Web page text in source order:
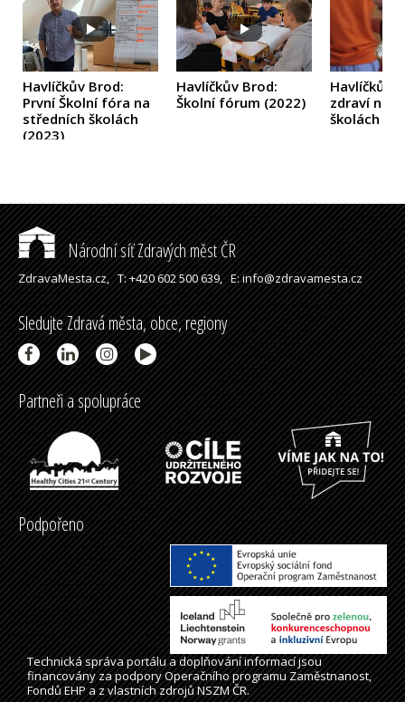
Havlíčkův Brod:
První Školní fóra na
středních školách
(2023)
Havlíčkův Brod:
Školní fórum (2022)
Havlíčkův
zdraví na
školách
Národní síť Zdravých měst ČR
ZdravaMesta.cz,T: +420 602 500 639,E: info@zdravamesta.cz
Sledujte Zdravá města, obce, regiony
Partneři a spolupráce
Podpořeno
Technická správaportálua doplňování informací jsou
financovány za podpory Operačního programu Zaměstnanost,
Fondů EHP a z vlastních zdrojů NSZM ČR.